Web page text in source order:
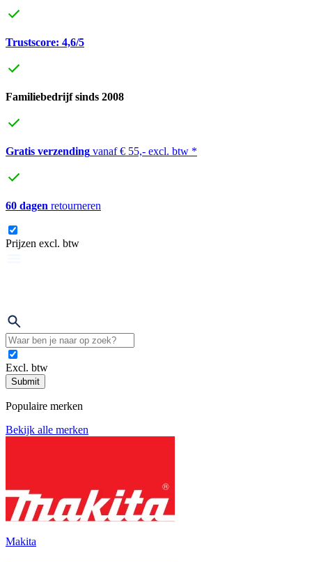
Trustscore: 4,6/5
Familiebedrijf sinds 2008
Gratis verzending vanaf € 55,- excl. btw *
60 dagen retourneren
Prijzen excl. btw
Excl. btw
Submit
Populaire merken
Bekijk alle merken
Makita